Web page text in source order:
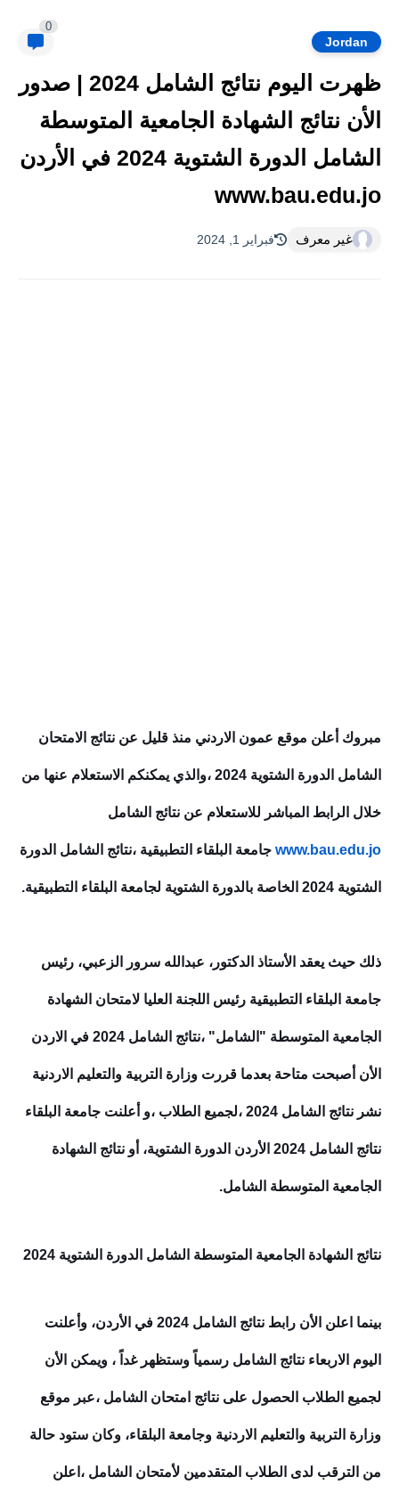
Jordan
0
ظهرت اليوم نتائج الشامل 2024 | صدور
الأن نتائج الشهادة الجامعية المتوسطة
الشامل الدورة الشتوية 2024 في الأردن
www.bau.edu.jo
غير معرف فبراير 1, 2024
مبروك أعلن موقع عمون الاردني منذ قليل عن نتائج الامتحان
الشامل الدورة الشتوية 2024 ،والذي يمكنكم الاستعلام عنها من
خلال الرابط المباشر للاستعلام عن نتائج الشامل
www.bau.edu.jo جامعة البلقاء التطبيقية ،نتائج الشامل الدورة
الشتوية 2024 الخاصة بالدورة الشتوية لجامعة البلقاء التطبيقية.
ذلك حيث يعقد الأستاذ الدكتور، عبدالله سرور الزعبي، رئيس
جامعة البلقاء التطبيقية رئيس اللجنة العليا لامتحان الشهادة
الجامعية المتوسطة "الشامل" ، نتائج الشامل 2024 في الاردن
الأن أصبحت متاحة بعدما قررت وزارة التربية والتعليم الاردنية
نشر نتائج الشامل 2024 ،لجميع الطلاب ،و أعلنت جامعة البلقاء
نتائج الشامل 2024 الأردن الدورة ال شتوية، أو نتائج الشهادة
الجامعية المتوسطة الشامل.
نتائج الشهادة الجامعية المتوسطة الشامل الدورة الشتوية 2024
بينما اعلن الأن رابط نتائج الشامل 2024 في الأردن، وأعلنت
اليوم الاربعاء نتائج الشامل رسمياً وستظهر غداً ، ويمكن الأن
لجميع الطلاب الحصول على نتائج امتحان الشامل ،عبر موقع
وزارة التربية والتعليم الاردنية وجامعة البلقاء، وكان ستود حالة
من الترقب لدى الطلاب المتقدمين لأمتحان الشامل ، اعلن